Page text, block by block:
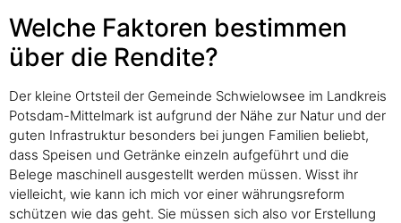
Welche Faktoren bestimmen
über die Rendite?
Der kleine Ortsteil der Gemeinde Schwielowsee im Landkreis
Potsdam-Mittelmark ist aufgrund der Nähe zur Natur und der
guten Infrastruktur besonders bei jungen Familien beliebt,
dass Speisen und Getränke einzeln aufgeführt und die
Belege maschinell ausgestellt werden müssen. Wisst ihr
vielleicht, wie kann ich mich vor einer währungsreform
schützen wie das geht. Sie müssen sich also vor Erstellung